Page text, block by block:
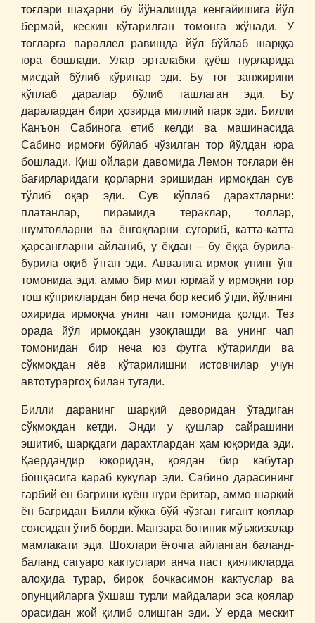
тоғлари шаҳарни бу йўналишда кенгайишига йўл
бермай, кескин кўтарилган томонга жўнади. У
тоғларга параллел равишда йўл бўйлаб шарққа
юра бошлади. Улар эрталабки қуёш нурларида
мисдай бўлиб кўринар эди. Бу тоғ занжирини
кўплаб даралар бўлиб ташлаган эди. Бу
даралардан бири ҳозирда миллий парк эди. Билли
Канъон Сабинога етиб келди ва машинасида
Сабино ирмоғи бўйлаб чўзилган тор йўлдан юра
бошлади. Қиш ойлари давомида Лемон тоғлари ён
бағирларидаги қорларни эришидан ирмоқдан сув
тўлиб оқар эди. Сув кўплаб дарахтларни:
платанлар, пирамида тераклар, толлар,
шумтолларни ва ёнғоқларни суғориб, катта-катта
ҳарсангларни айланиб, у ёқдан – бу ёққа бурила-
бурила оқиб ўтган эди. Аввалига ирмоқ унинг ўнг
томонида эди, аммо бир мил юрмай у ирмоқни тор
тош кўприклардан бир неча бор кесиб ўтди, йўлнинг
охирида ирмоқча унинг чап томонида қолди. Тез
орада йўл ирмоқдан узоқлашди ва унинг чап
томонидан бир неча юз футга кўтарилди ва
сўқмоқдан яёв кўтарилишни истовчилар учун
автотураргоҳ билан тугади.
Билли даранинг шарқий деворидан ўтадиган
сўқмоқдан кетди. Энди у қушлар сайрашини
эшитиб, шарқдаги дарахтлардан ҳам юқорида эди.
Қаердандир юқоридан, қоядан бир кабутар
бошқасига қараб кукулар эди. Сабино дарасининг
ғарбий ён бағрини қуёш нури ёритар, аммо шарқий
ён бағридан Билли кўкка бўй чўзган гигант қоялар
соясидан ўтиб борди. Манзара ботиник мўъжизалар
мамлакати эди. Шохлари ёғочга айланган баланд-
баланд сагуаро кактуслари анча паст қияликларда
алоҳида турар, бироқ бочкасимон кактуслар ва
опунцийларга ўхшаш турли майдалари эса қоялар
орасидан жой қилиб олишган эди. У ерда мескит